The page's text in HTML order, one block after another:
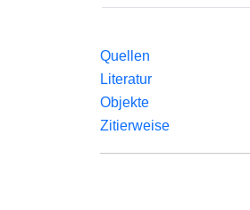
Quellen
Literatur
Objekte
Zitierweise